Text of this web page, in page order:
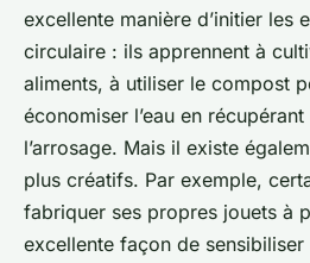
excellente manière d’initier les
circulaire : ils apprennent à
aliments, à utiliser le compost
économiser l’eau en
l’arrosage. Mais il existe
plus créatifs. Par exemple,
fabriquer ses propres jouets à
excellente façon de sensibiliser